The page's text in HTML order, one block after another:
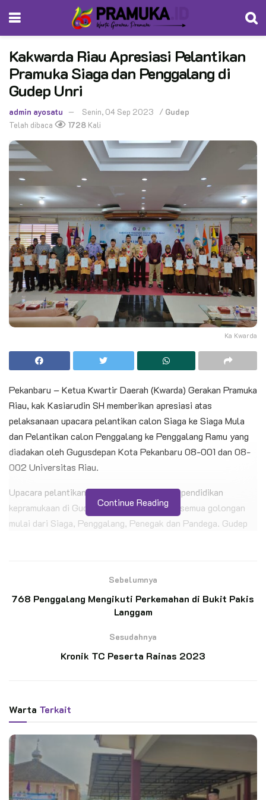
Kakwarda Riau Apresiasi Pelantikan
Pramuka Siaga dan Penggalang di
Gudep Unri
admin ayosatu Senin, 04 Sep 2023 / Gudep
Telah dibaca
1728 Kali
Ka Kwarda
Pekanbaru – Ketua Kwartir Daerah (Kwarda) Gerakan Pramuka
Riau, kak Kasiarudin SH memberikan apresiasi atas
pelaksanaan upacara pelantikan calon Siaga ke Siaga Mula
dan Pelantikan calon Penggalang ke Penggalang Ramu yang
diadakan oleh Gugusdepan Kota Pekanbaru 08-001 dan 08-
002 Universitas Riau.
Upacara pelantikan ini menandakan proses pendidikan
kepramukaan di Gudep Unri berjalan untuk semua golongan
mulai dari Siaga, Penggalang, Penegak dan Pandega. Gudep
Ratusan Pramuka SMP N 4 Kedungbanteng
Pelantikan 11 Pandega Perdana KBRI Kairo,
Apresiasi ini diberikannya saat membuka kegiatan pengenalan
Pramuka Perguruan Tinggi (KP3T) di ruang Siak Sri
Indrapura, lantai 4 Rektorat Unri, Sabtu (2/9/2023).
Continue Reading
Sebelumnya
768 Penggalang Mengikuti Perkemahan di Bukit Pakis
Langgam
Sesudahnya
Kronik TC Peserta Rainas 2023
Warta Terkait